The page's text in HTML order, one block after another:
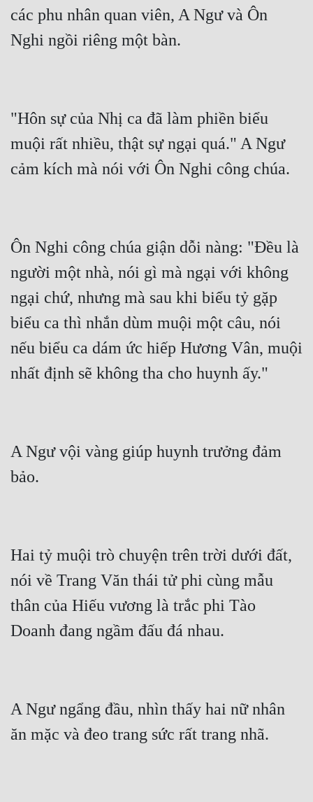
các phu nhân quan viên, A Ngư và Ôn
Nghi ngồi riêng một bàn.
"Hôn sự của Nhị ca đã làm phiền biểu
muội rất nhiều, thật sự ngại quá." A Ngư
cảm kích mà nói với Ôn Nghi công chúa.
Ôn Nghi công chúa giận dỗi nàng: "Đều là
người một nhà, nói gì mà ngại với không
ngại chứ, nhưng mà sau khi biểu tỷ gặp
biểu ca thì nhắn dùm muội một câu, nói
nếu biểu ca dám ức hiếp Hương Vân, muội
nhất định sẽ không tha cho huynh ấy."
A Ngư vội vàng giúp huynh trưởng đảm
bảo.
Hai tỷ muội trò chuyện trên trời dưới đất,
nói về Trang Văn thái tử phi cùng mẫu
thân của Hiếu vương là trắc phi Tào
Doanh đang ngầm đấu đá nhau.
A Ngư ngẩng đầu, nhìn thấy hai nữ nhân
ăn mặc và đeo trang sức rất trang nhã.